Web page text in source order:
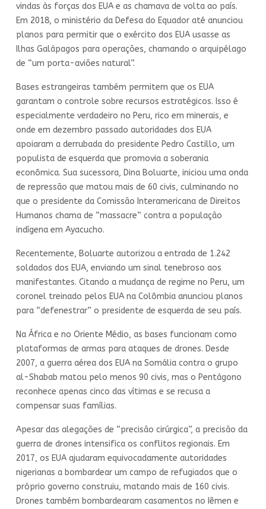
vindas às forças dos EUA e as chamava de volta ao país.
Em 2018, o ministério da Defesa do Equador até anunciou
planos para permitir que o exército dos EUA usasse as
Ilhas Galápagos para operações, chamando o arquipélago
de “um porta-aviões natural”.
Bases estrangeiras também permitem que os EUA
garantam o controle sobre recursos estratégicos. Isso é
especialmente verdadeiro no Peru, rico em minerais, e
onde em dezembro passado autoridades dos EUA
apoiaram a derrubada do presidente Pedro Castillo, um
populista de esquerda que promovia a soberania
econômica. Sua sucessora, Dina Boluarte, iniciou uma onda
de repressão que matou mais de 60 civis, culminando no
que o presidente da Comissão Interamericana de Direitos
Humanos chama de “massacre” contra a população
indígena em Ayacucho.
Recentemente, Boluarte autorizou a entrada de 1.242
soldados dos EUA, enviando um sinal tenebroso aos
manifestantes. Citando a mudança de regime no Peru, um
coronel treinado pelos EUA na Colômbia anunciou planos
para “defenestrar” o presidente de esquerda de seu país.
Na África e no Oriente Médio, as bases funcionam como
plataformas de armas para ataques de drones. Desde
2007, a guerra aérea dos EUA na Somália contra o grupo
al-Shabab matou pelo menos 90 civis, mas o Pentágono
reconhece apenas cinco das vítimas e se recusa a
compensar suas famílias.
Apesar das alegações de “precisão cirúrgica”, a precisão da
guerra de drones intensifica os conflitos regionais. Em
2017, os EUA ajudaram equivocadamente autoridades
nigerianas a bombardear um campo de refugiados que o
próprio governo construiu, matando mais de 160 civis.
Drones também bombardearam casamentos no Iêmen e